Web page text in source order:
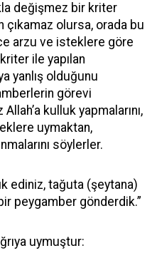
değişmez bir kriter
olursa, orada bu
arzu ve isteklere göre
ile yapılan
yanlış olduğunu
görevi
kulluk yapmalarını,
uymaktan,
söylerler.
ediniz, tağuta (şeytana)
peygamber gönderdik.”
uymuştur: